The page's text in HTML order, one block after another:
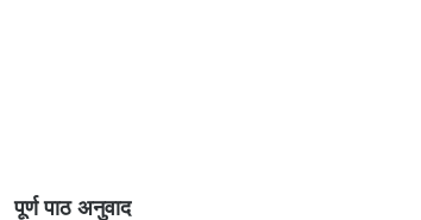
पूर्ण पाठ अनुवाद